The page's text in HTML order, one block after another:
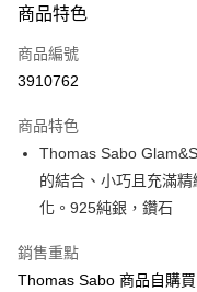
信用卡一次付款
LINE Pay
街口支付
悠遊付
運送方式
商品特色
商品編號
3910762
商品特色
Thomas Sabo
的結合、小巧且充滿
化。925純銀，鑽石
銷售重點
Thomas Sabo 商品自購